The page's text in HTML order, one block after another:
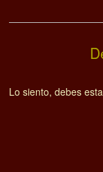
Lo siento, debes